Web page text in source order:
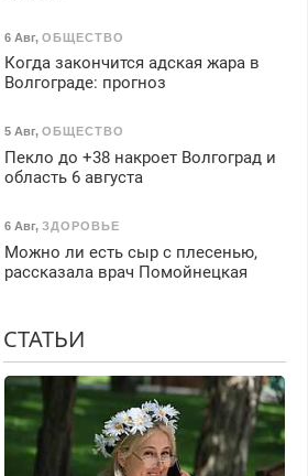
6 Авг, ОБЩЕСТВО
Когда закончится адская жара в
Волгограде: прогноз
5 Авг, ОБЩЕСТВО
Пекло до +38 накроет Волгоград и
область 6 августа
6 Авг, ЗДОРОВЬЕ
Можно ли есть сыр с плесенью,
рассказала врач Помойнецкая
СТАТЬИ